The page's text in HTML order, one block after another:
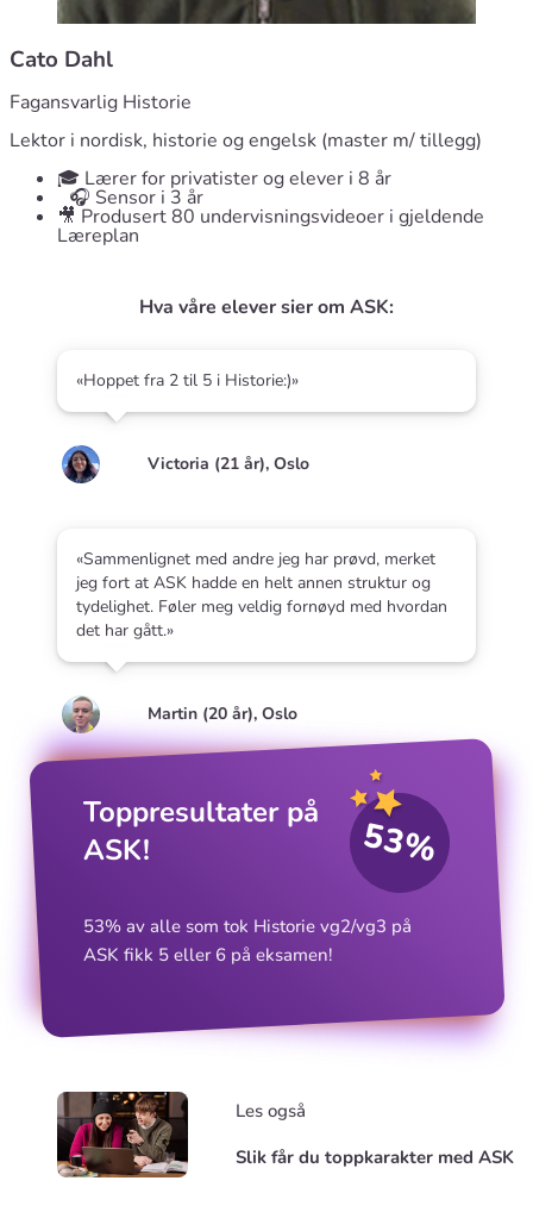
Cato Dahl
Fagansvarlig Historie
Lektor i nordisk, historie og engelsk (master m/ tillegg)
🎓 Lærer for privatister og elever i 8 år
🎧 Sensor i 3 år
🎥 Produsert 80 undervisningsvideoer i gjeldende
Læreplan
Hva våre elever sier om ASK:
«Hoppet fra 2 til 5 i Historie:)»
Victoria (21 år), Oslo
«Sammenlignet med andre jeg har prøvd, merket
jeg fort at ASK hadde en helt annen struktur og
tydelighet. Føler meg veldig fornøyd med hvordan
det har gått.»
Martin (20 år), Oslo
Toppresultater på
ASK!
53%
53% av alle som tok Historie vg2/vg3 på
ASK fikk 5 eller 6 på eksamen!
Les også
Slik får du toppkarakter med ASK